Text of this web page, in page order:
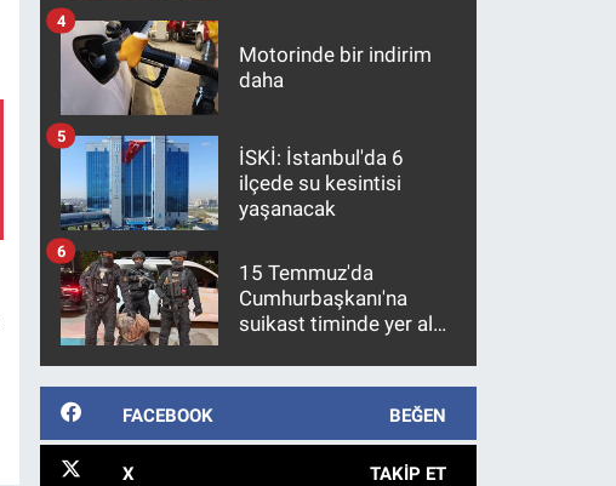
Motorinde bir indirim
daha
4
İSKİ: İstanbul'da 6
ilçede su kesintisi
yaşanacak
5
15 Temmuz'da
Cumhurbaşkanı'na
suikast timinde yer alan
10 yıl sonra yakalandı
6
FACEBOOK BEĞEN
X TAKIP ET